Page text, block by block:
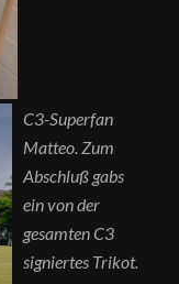
C3-Superfan
Matteo. Zum
Abschluß gabs
ein von der
gesamten C3
signiertes Trikot.